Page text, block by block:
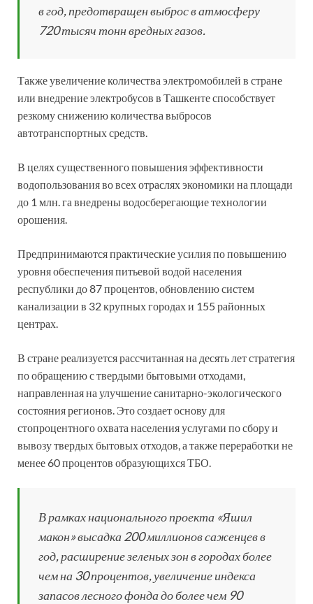
в год, предотвращен выброс в атмосферу
720 тысяч тонн вредных газов.
Также увеличение количества электромобилей в стране
или внедрение электробусов в Ташкенте способствует
резкому снижению количества выбросов
автотранспортных средств.
В целях существенного повышения эффективности
водопользования во всех отраслях экономики на площади
до 1 млн. га внедрены водосберегающие технологии
орошения.
Предпринимаются практические усилия по повышению
уровня обеспечения питьевой водой населения
республики до 87 процентов, обновлению систем
канализации в 32 крупных городах и 155 районных
центрах.
В стране реализуется рассчитанная на десять лет стратегия
по обращению с твердыми бытовыми отходами,
направленная на улучшение санитарно-экологического
состояния регионов. Это создает основу для
стопроцентного охвата населения услугами по сбору и
вывозу твердых бытовых отходов, а также переработки не
менее 60 процентов образующихся ТБО.
В рамках национального проекта «Яшил
макон» высадка 200 миллионов саженцев в
год, расширение зеленых зон в городах более
чем на 30 процентов, увеличение индекса
запасов лесного фонда до более чем 90